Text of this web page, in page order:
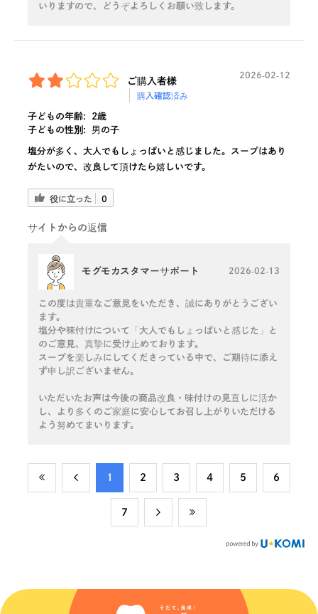
いりますので、どうぞよろしくお願い致します。
ご購入者様
購入確認済み
2026-02-12
子どもの年齢:
2歳
子どもの性別:
男の子
塩分が多く、大人でもしょっぱいと感じました。スープはあり
がたいので、改良して頂けたら嬉しいです。
役に立った 0
サイトからの返信
モグモカスタマーサポート 2026-02-13
この度は貴重なご意見をいただき、誠にありがとうござい
ます。
塩分や味付けについて「大人でもしょっぱいと感じた」と
のご意見、真摯に受け止めております。
スープを楽しみにしてくださっている中で、ご期待に添え
ず申し訳ございません。
いただいたお声は今後の商品改良・味付けの見直しに活か
し、より多くのご家庭に安心してお召し上がりいただける
よう努めてまいります。
​1 ​2 ​3 ​4 ​5 ​6
​7